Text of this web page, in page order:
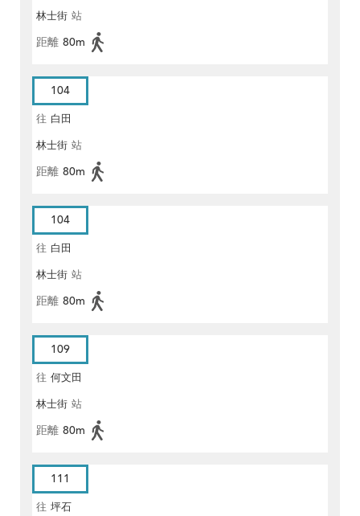
林士街 站
距離 80m
104
往 白田
林士街 站
距離 80m
104
往 白田
林士街 站
距離 80m
109
往 何文田
林士街 站
距離 80m
111
往 坪石